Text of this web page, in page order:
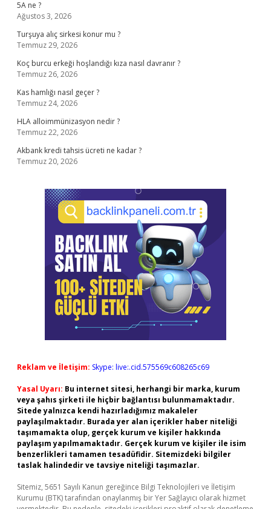
5A ne ?
Ağustos 3, 2026
Turşuya alıç sirkesi konur mu ?
Temmuz 29, 2026
Koç burcu erkeği hoşlandığı kıza nasıl davranır ?
Temmuz 26, 2026
Kas hamlığı nasıl geçer ?
Temmuz 24, 2026
HLA alloimmünizasyon nedir ?
Temmuz 22, 2026
Akbank kredi tahsis ücreti ne kadar ?
Temmuz 20, 2026
Reklam ve İletişim: Skype: live:.cid.575569c608265c69
Yasal Uyarı: Bu internet sitesi, herhangi bir marka, kurum
veya şahıs şirketi ile hiçbir bağlantısı bulunmamaktadır.
Sitede yalnızca kendi hazırladığımız makaleler
paylaşılmaktadır. Burada yer alan içerikler haber niteliği
taşımamakta olup, gerçek kurum ve kişiler hakkında
paylaşım yapılmamaktadır. Gerçek kurum ve kişiler ile isim
benzerlikleri tamamen tesadüfidir. Sitemizdeki bilgiler
taslak halindedir ve tavsiye niteliği taşımazlar.
Sitemiz, 5651 Sayılı Kanun gereğince Bilgi Teknolojileri ve İletişim
Kurumu (BTK) tarafından onaylanmış bir Yer Sağlayıcı olarak hizmet